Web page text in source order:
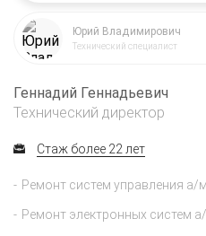
Юрий Владимирович
Технический специалист
Геннадий Геннадьевич
Технический директор
Стаж более 22 лет
Ремонт систем управления а/
Ремонт электронных систем